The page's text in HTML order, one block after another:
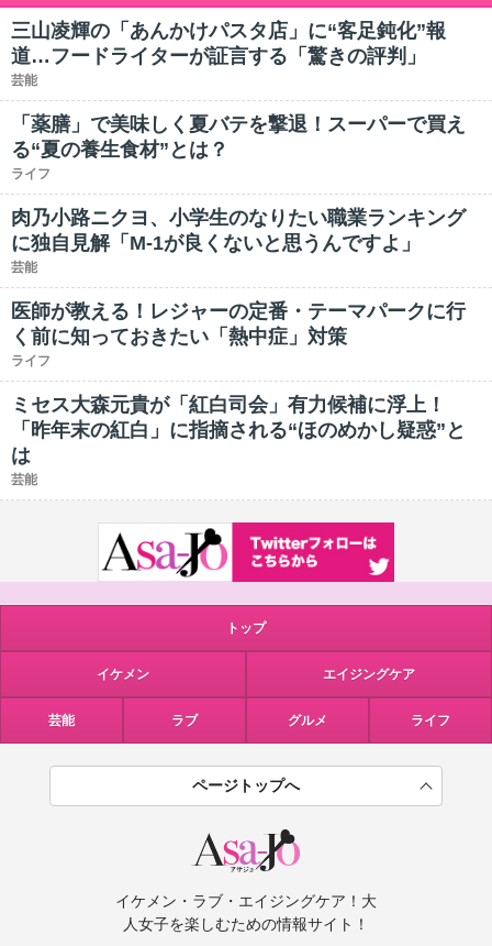
三山凌輝の「あんかけパスタ店」に“客足鈍化”報
道…フードライターが証言する「驚きの評判」
芸能
「薬膳」で美味しく夏バテを撃退！スーパーで買え
る“夏の養生食材”とは？
ライフ
肉乃小路ニクヨ、小学生のなりたい職業ランキング
に独自見解「M-1が良くないと思うんですよ」
芸能
医師が教える！レジャーの定番・テーマパークに行
く前に知っておきたい「熱中症」対策
ライフ
ミセス大森元貴が「紅白司会」有力候補に浮上！
「昨年末の紅白」に指摘される“ほのめかし疑惑”と
は
芸能
トップ
イケメン エイジングケア
芸能 ラブ グルメ ライフ
ページトップへ
イケメン・ラブ・エイジングケア！大
人女子を楽しむための情報サイト！